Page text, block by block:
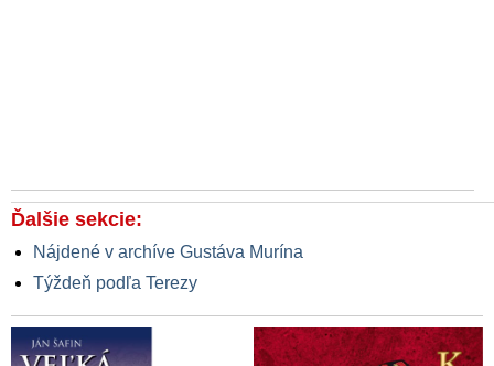
Ďalšie sekcie:
Nájdené v archíve Gustáva Murína
Týždeň podľa Terezy